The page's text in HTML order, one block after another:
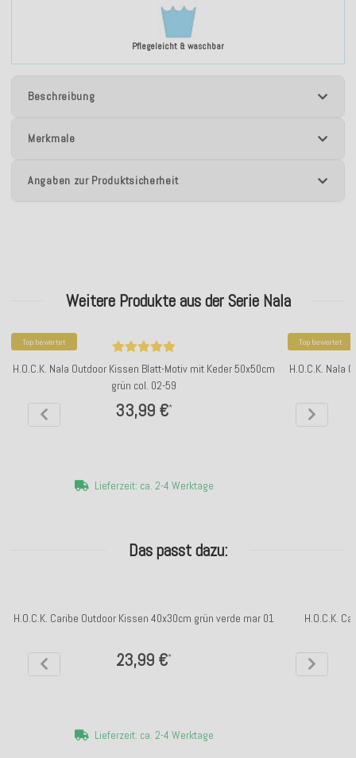
Pflegeleicht & waschbar
Beschreibung
Merkmale
Angaben zur Produktsicherheit
Weitere Produkte aus der Serie Nala
Top bewertet
H.O.C.K. Nala Outdoor Kissen Blatt-Motiv mit Keder 50x50cm
grün col. 02-59
33,99 €*
Lieferzeit: ca. 2-4 Werktage
Top bewertet
H.O.C.K. Nala
Das passt dazu:
H.O.C.K. Caribe Outdoor Kissen 40x30cm grün verde mar 01
23,99 €*
Lieferzeit: ca. 2-4 Werktage
H.O.C.K.